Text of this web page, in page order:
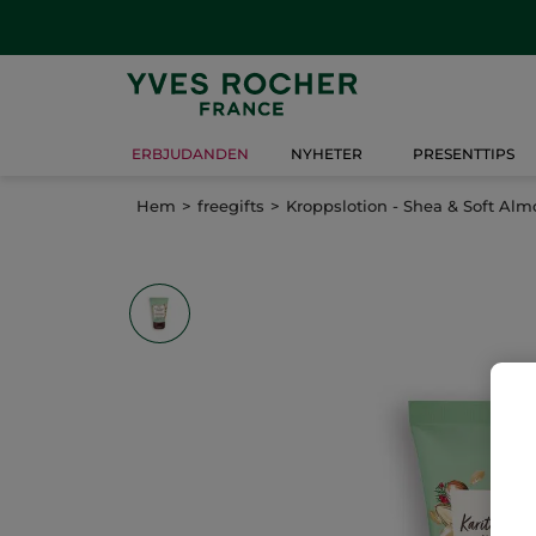
ERBJUDANDEN NYHETER PRESENTTIPS
Hem freegifts Kroppslotion - Shea & Soft